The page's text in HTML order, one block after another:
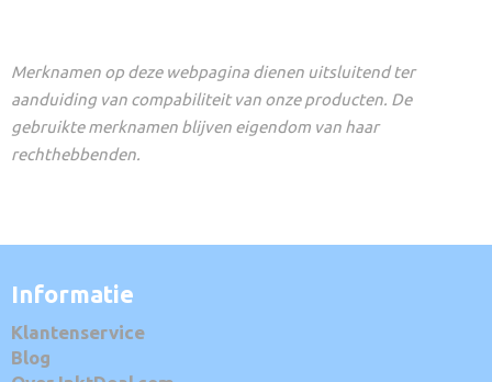
Merknamen op deze webpagina dienen uitsluitend ter
aanduiding van compabiliteit van onze producten. De
gebruikte merknamen blijven eigendom van haar
rechthebbenden.
Informatie
Klantenservice
Blog